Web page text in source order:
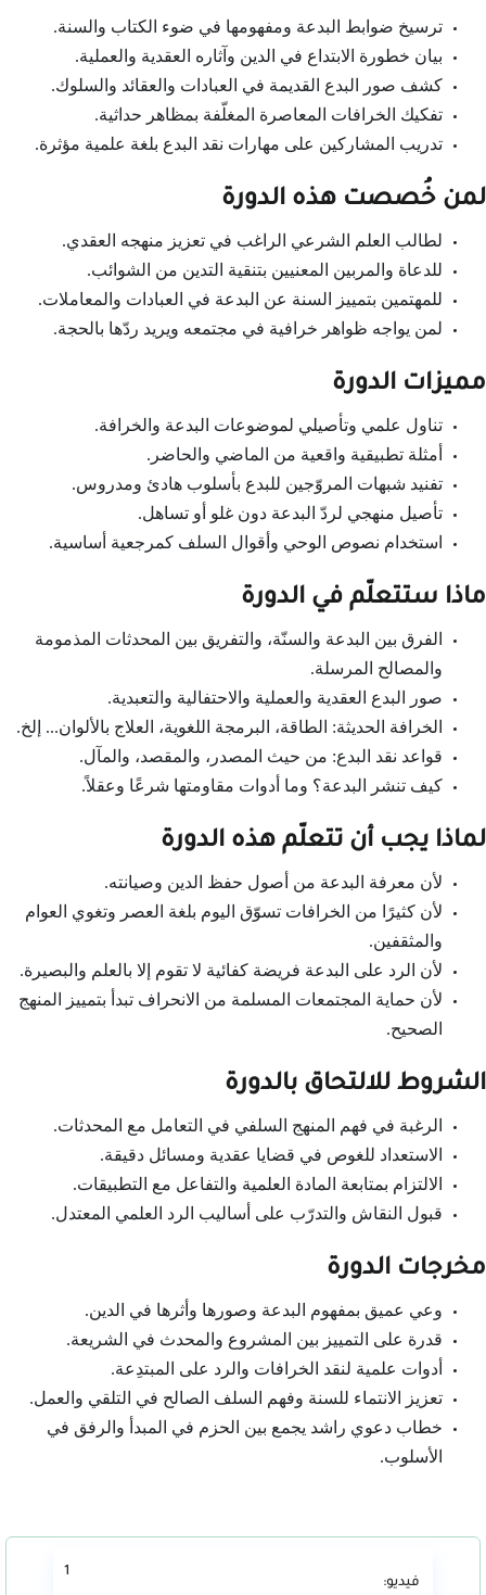
ترسيخ ضوابط البدعة ومفهومها في ضوء الكتاب والسنة.
بيان خطورة الابتداع في الدين وآثاره العقدية والعملية.
كشف صور البدع القديمة في العبادات والعقائد والسلوك.
تفكيك الخرافات المعاصرة المغلّفة بمظاهر حداثية.
تدريب المشاركين على مهارات نقد البدع بلغة علمية مؤثرة.
لمن خُصصت هذه الدورة
لطالب العلم الشرعي الراغب في تعزيز منهجه العقدي.
للدعاة والمربين المعنيين بتنقية التدين من الشوائب.
للمهتمين بتمييز السنة عن البدعة في العبادات والمعاملات.
لمن يواجه ظواهر خرافية في مجتمعه ويريد ردّها بالحجة.
مميزات الدورة
تناول علمي وتأصيلي لموضوعات البدعة والخرافة.
أمثلة تطبيقية واقعية من الماضي والحاضر.
تفنيد شبهات المروّجين للبدع بأسلوب هادئ ومدروس.
تأصيل منهجي لردّ البدعة دون غلو أو تساهل.
استخدام نصوص الوحي وأقوال السلف كمرجعية أساسية.
ماذا ستتعلّم في الدورة
الفرق بين البدعة والسنّة، والتفريق بين المحدثات المذمومة
والمصالح المرسلة.
صور البدع العقدية والعملية والاحتفالية والتعبدية.
الخرافة الحديثة: الطاقة، البرمجة اللغوية، العلاج بالألوان... إلخ.
قواعد نقد البدع: من حيث المصدر، والمقصد، والمآل.
كيف تنشر البدعة؟ وما أدوات مقاومتها شرعًا وعقلاً.
لماذا يجب أن تتعلّم هذه الدورة
لأن معرفة البدعة من أصول حفظ الدين وصيانته.
لأن كثيرًا من الخرافات تسوّق اليوم بلغة العصر وتغوي العوام
والمثقفين.
لأن الرد على البدعة فريضة كفائية لا تقوم إلا بالعلم والبصيرة.
لأن حماية المجتمعات المسلمة من الانحراف تبدأ بتمييز المنهج
الصحيح.
الشروط للالتحاق بالدورة
الرغبة في فهم المنهج السلفي في التعامل مع المحدثات.
الاستعداد للغوص في قضايا عقدية ومسائل دقيقة.
الالتزام بمتابعة المادة العلمية والتفاعل مع التطبيقات.
قبول النقاش والتدرّب على أساليب الرد العلمي المعتدل.
مخرجات الدورة
وعي عميق بمفهوم البدعة وصورها وأثرها في الدين.
قدرة على التمييز بين المشروع والمحدث في الشريعة.
أدوات علمية لنقد الخرافات والرد على المبتدِعة.
تعزيز الانتماء للسنة وفهم السلف الصالح في التلقي والعمل.
خطاب دعوي راشد يجمع بين الحزم في المبدأ والرفق في
الأسلوب.
فيديو:
1